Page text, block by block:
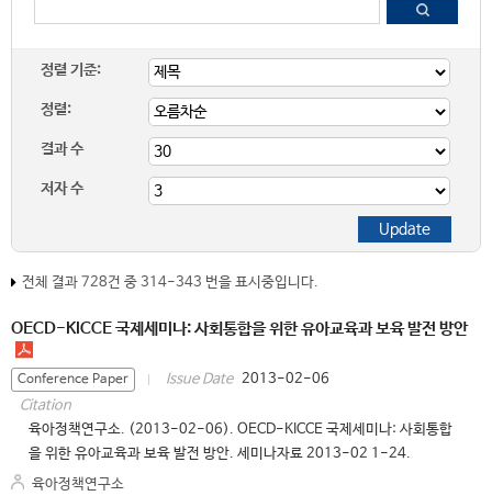
정렬 기준:
정렬:
결과 수
저자 수
전체 결과 728건 중 314-343 번을 표시중입니다.
OECD-KICCE 국제세미나: 사회통합을 위한 유아교육과 보육 발전 방안
Conference Paper Issue Date 2013-02-06
Citation
육아정책연구소. (2013-02-06). OECD-KICCE 국제세미나: 사회통합
을 위한 유아교육과 보육 발전 방안. 세미나자료 2013-02 1-24.
육아정책연구소